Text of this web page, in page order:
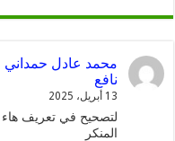
محمد عادل حمداني
نافع
13 أبريل، 2025
لتصحيح في تعريف هاء
المنكر